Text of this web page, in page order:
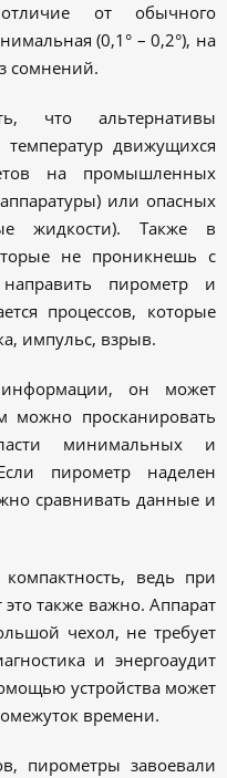
от обычного
(0,1° – 0,2°), на
сомнений.
что альтернативы
движущихся
на промышленных
или опасных
жидкости). Также в
не проникнешь с
пирометр и
процессов, которые
импульс, взрыв.
он может
просканировать
минимальных и
пирометр наделен
сравнивать данные и
компактность, ведь при
также важно. Аппарат
чехол, не требует
и энергоаудит
устройства может
времени.
пирометры завоевали